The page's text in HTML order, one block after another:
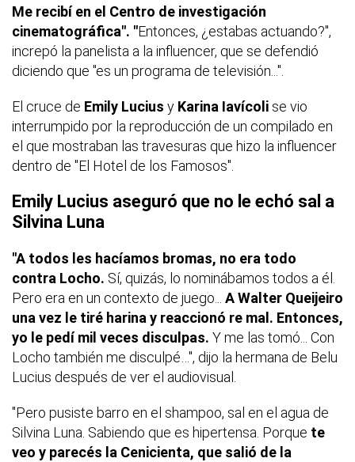
Me recibí en el Centro de investigación
cinematográfica". "Entonces, ¿estabas actuando?",
increpó la panelista a la influencer, que se defendió
diciendo que "es un programa de televisión...".
El cruce de Emily Lucius y Karina Iavícoli se vio
interrumpido por la reproducción de un compilado en
el que mostraban las travesuras que hizo la influencer
dentro de "El Hotel de los Famosos".
Emily Lucius aseguró que no le echó sal a
Silvina Luna
"A todos les hacíamos bromas, no era todo
contra Locho. Sí, quizás, lo nominábamos todos a él.
Pero era en un contexto de juego... A Walter Queijeiro
una vez le tiré harina y reaccionó re mal. Entonces,
yo le pedí mil veces disculpas. Y me las tomó... Con
Locho también me disculpé…", dijo la hermana de Belu
Lucius después de ver el audiovisual.
"Pero pusiste barro en el shampoo, sal en el agua de
Silvina Luna. Sabiendo que es hipertensa. Porque te
veo y parecés la Cenicienta, que salió de la